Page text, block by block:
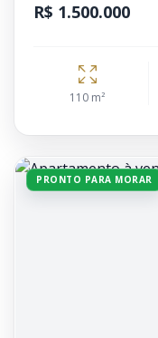
R$ 1.500.000
110 m²
PRONTO PARA MORAR